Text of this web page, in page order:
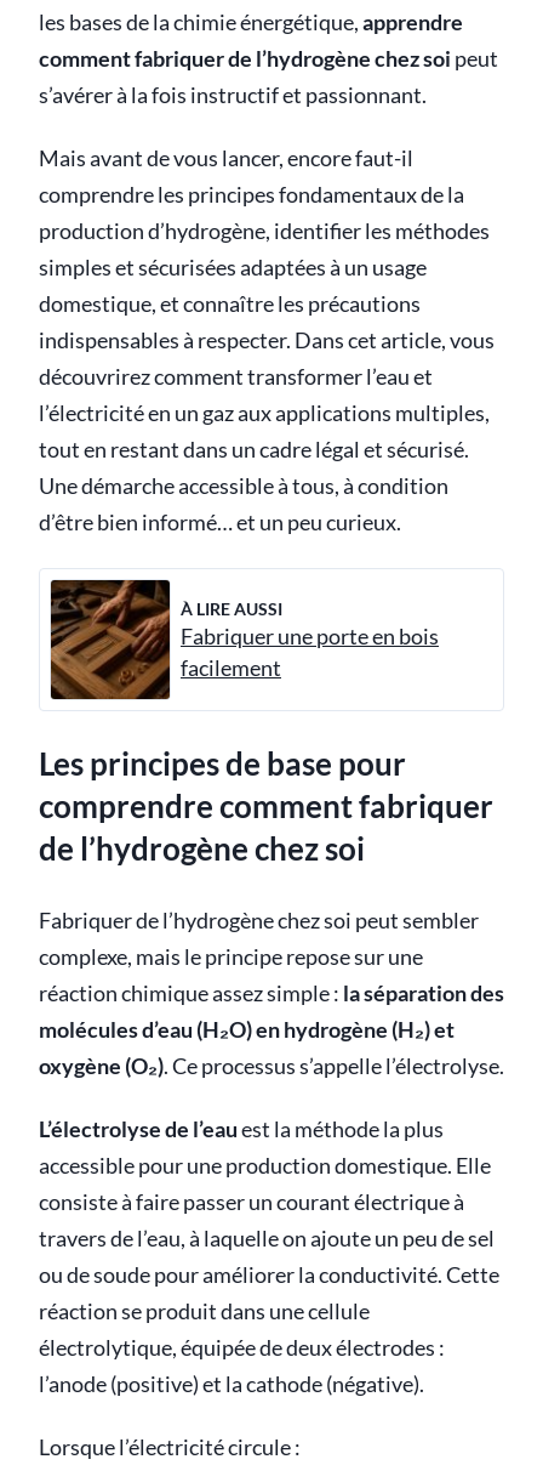
les bases de la chimie énergétique,apprendre
comment fabriquer de l’hydrogène chez soi peut
s’avérer à la fois instructif et passionnant.
Mais avant de vous lancer, encore faut-il
comprendre les principes fondamentaux de la
production d’hydrogène, identifier les méthodes
simples et sécurisées adaptées à un usage
domestique, et connaître les précautions
indispensables à respecter. Dans cet article, vous
découvrirez comment transformer l’eau et
l’électricité en un gaz aux applications multiples,
tout en restant dans un cadre légal et sécurisé.
Une démarche accessible à tous, à condition
d’être bien informé… et un peu curieux.
À LIRE AUSSI
Fabriquer une porte en bois
facilement
Les principes de base pour
comprendre comment fabriquer
de l’hydrogène chez soi
Fabriquer de l’hydrogène chez soi peut sembler
complexe, mais le principe repose sur une
réaction chimique assez simple : la séparation des
molécules d’eau (H₂O) en hydrogène (H₂) et
oxygène (O₂). Ce processus s’appelle l’électrolyse.
L’électrolyse de l’eauest la méthode la plus
accessible pour une production domestique. Elle
consiste à faire passer un courant électrique à
travers de l’eau, à laquelle on ajoute un peu de sel
ou de soude pour améliorer la conductivité. Cette
réaction se produit dans une cellule
électrolytique, équipée de deux électrodes :
l’anode (positive) et la cathode (négative).
Lorsque l’électricité circule :